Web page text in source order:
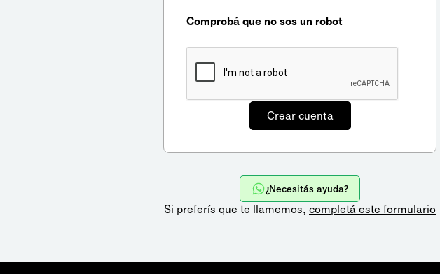
Comprobá que no sos un robot
¿Necesitás ayuda?
Si preferís que te llamemos, completá este formulario